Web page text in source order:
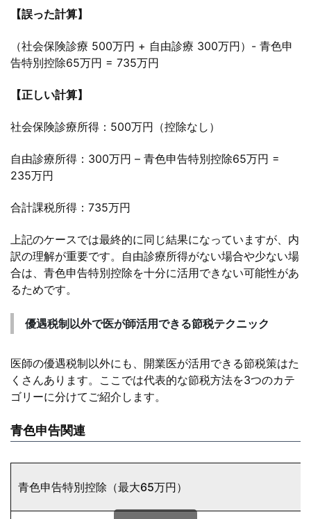
【誤った計算】
（社会保険診療 500万円 + 自由診療 300万円）- 青色申
告特別控除65万円 = 735万円
【正しい計算】
社会保険診療所得：500万円（控除なし）
自由診療所得：300万円 – 青色申告特別控除65万円 =
235万円
合計課税所得：735万円
上記のケースでは最終的に同じ結果になっていますが、内
訳の理解が重要です。自由診療所得がない場合や少ない場
合は、青色申告特別控除を十分に活用できない可能性があ
るためです。
優遇税制以外で医が師活用できる節税テクニック
医師の優遇税制以外にも、開業医が活用できる節税策はた
くさんあります。ここでは代表的な節税方法を3つのカテ
ゴリーに分けてご紹介します。
青色申告関連
青色申告特別控除（最大65万円）